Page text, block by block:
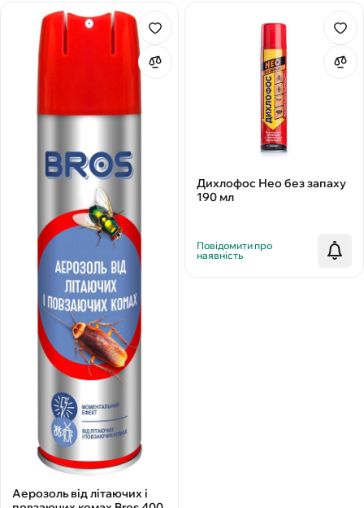
Аерозоль від літаючих і
Дихлофос Нео без запаху
190 мл
Повідомити про
наявність